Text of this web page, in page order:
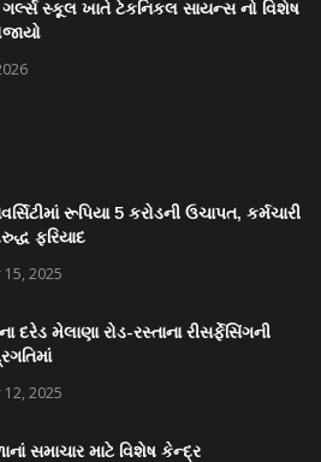
સ્કૂલ ખાતે ટેકનિકલ સાયન્સ નો વિશેષ
રૂપિયા 5 કરોડની ઉચાપત, કર્મચારી
ફરિયાદ
2025
દરેડ મેલાણા રોડ-રસ્તાના રીસર્ફેસિંગની
2025
સમાચાર માટે વિશેષ કેન્દ્ર